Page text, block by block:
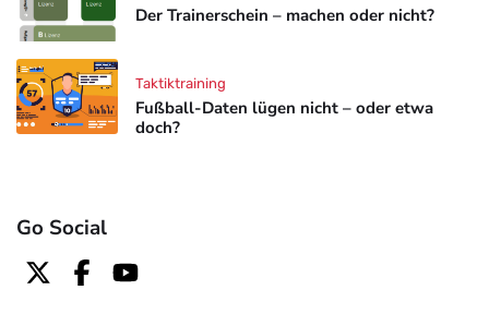
Der Trainerschein – machen oder nicht?
Fußball-Daten lügen nicht – oder etwa
doch?
Taktiktraining
Go Social